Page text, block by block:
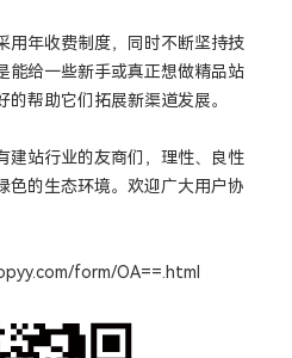
用年收费制度，同时不断坚持技
能给一些新手或真正想做精品站
帮助它们拓展新渠道发展。
建站行业的友商们，理性、良性
色的生态环境。欢迎广大用户协
form/OA==.html